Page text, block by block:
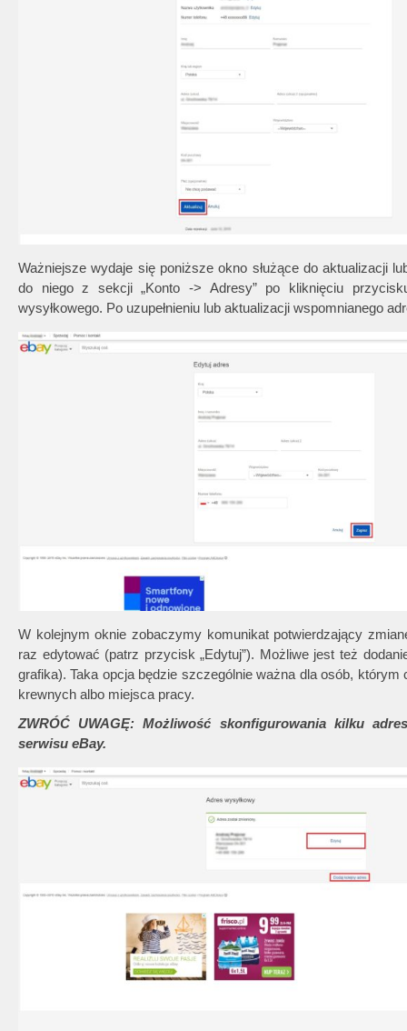
Ważniejsze wydaje się poniższe okno służące do aktualizacji
do niego z sekcji „Konto -> Adresy” po kliknięciu
wysyłkowego. Po uzupełnieniu lub aktualizacji wspomnianego
W kolejnym oknie zobaczymy komunikat potwierdzający
raz edytować (patrz przycisk „Edytuj”). Możliwe jest też
grafika). Taka opcja będzie szczególnie ważna dla osób,
krewnych albo miejsca pracy.
ZWRÓĆ UWAGĘ: Możliwość skonfigurowania kilku
serwisu eBay.